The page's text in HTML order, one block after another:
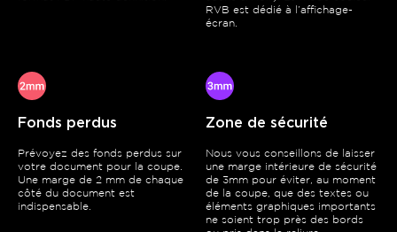
RVB est dédié à l’affichage-
écran.
Fonds perdus
Prévoyez des fonds perdus sur
votre document pour la coupe.
Une marge de 2 mm de chaque
côté du document est
indispensable.
Zone de sécurité
Nous vous conseillons de laisser
une marge intérieure de sécurité
de 3mm pour éviter, au moment
de la coupe, que des textes ou
éléments graphiques importants
ne soient trop près des bords